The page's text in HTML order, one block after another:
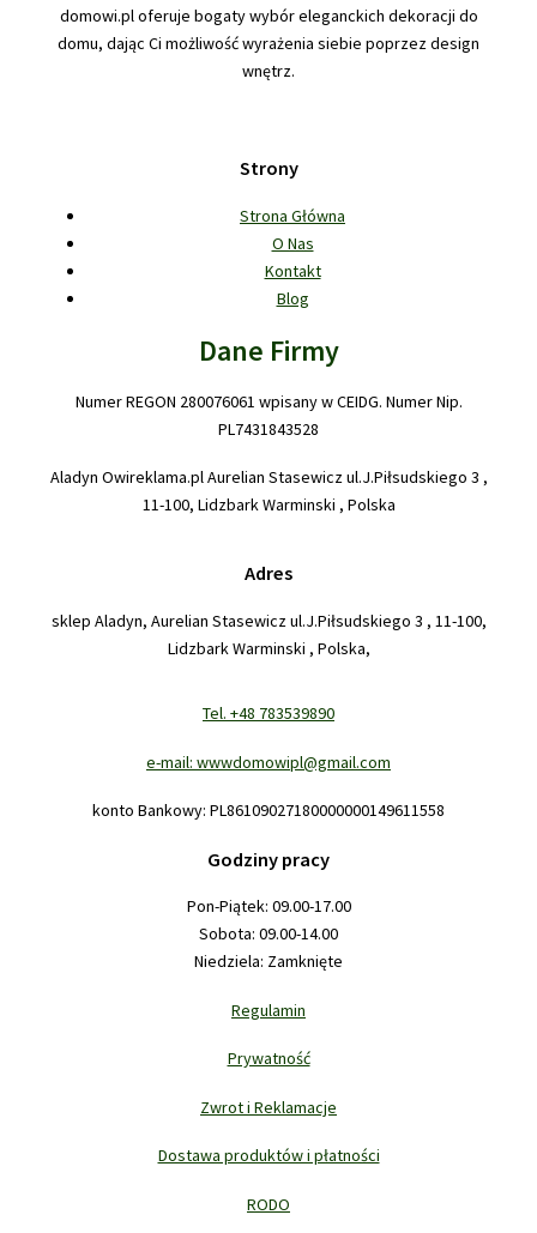
domowi.pl oferuje bogaty wybór eleganckich dekoracji do
domu, dając Ci możliwość wyrażenia siebie poprzez design
wnętrz.
Strony
Strona Główna
O Nas
Kontakt
Blog
Dane Firmy
Numer REGON 280076061 wpisany w CEIDG. Numer Nip.
PL7431843528
Aladyn Owireklama.pl Aurelian Stasewicz ul.J.Piłsudskiego 3 ,
11-100, Lidzbark Warminski , Polska
Adres
sklep Aladyn, Aurelian Stasewicz ul.J.Piłsudskiego 3 , 11-100,
Lidzbark Warminski , Polska,
Tel. +48 783539890
e-mail: wwwdomowipl@gmail.com
konto Bankowy: PL86109027180000000149611558
Godziny pracy
Pon-Piątek: 09.00-17.00
Sobota: 09.00-14.00
Niedziela: Zamknięte
Regulamin
Prywatność
Zwrot i Reklamacje
Dostawa produktów i płatności
RODO